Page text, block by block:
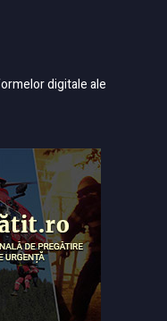
digitale ale